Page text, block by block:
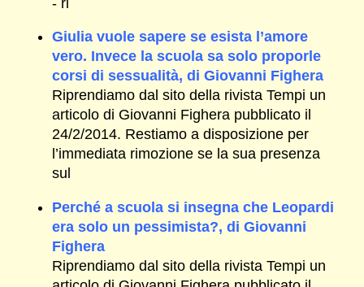
Giulia vuole sapere se esista l’amore
vero. Invece la scuola sa solo proporle
corsi di sessualità, di Giovanni Fighera
Riprendiamo dal sito della rivista Tempi un
articolo di Giovanni Fighera pubblicato il
24/2/2014. Restiamo a disposizione per
l’immediata rimozione se la sua presenza
sul
Perché a scuola si insegna che Leopardi
era solo un pessimista?, di Giovanni
Fighera
Riprendiamo dal sito della rivista Tempi un